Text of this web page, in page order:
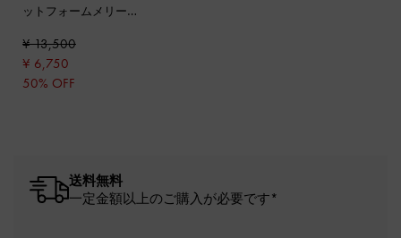
ットフォームメリージ
¥ 13,500
¥ 6,750
50% OFF
送料無料
一定金額以上のご購入が必要です*